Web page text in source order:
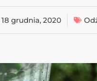
18 grudnia, 2020